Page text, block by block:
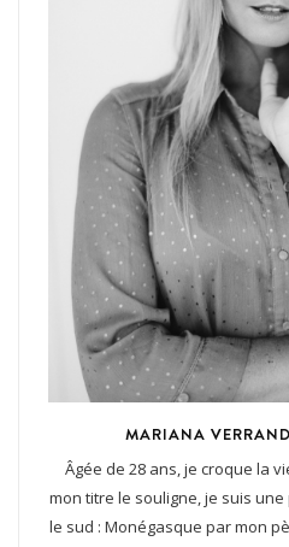
MARIANA
Âgée de 28 ans, je croque la
mon titre le souligne, je suis
le sud : Monégasque par mon